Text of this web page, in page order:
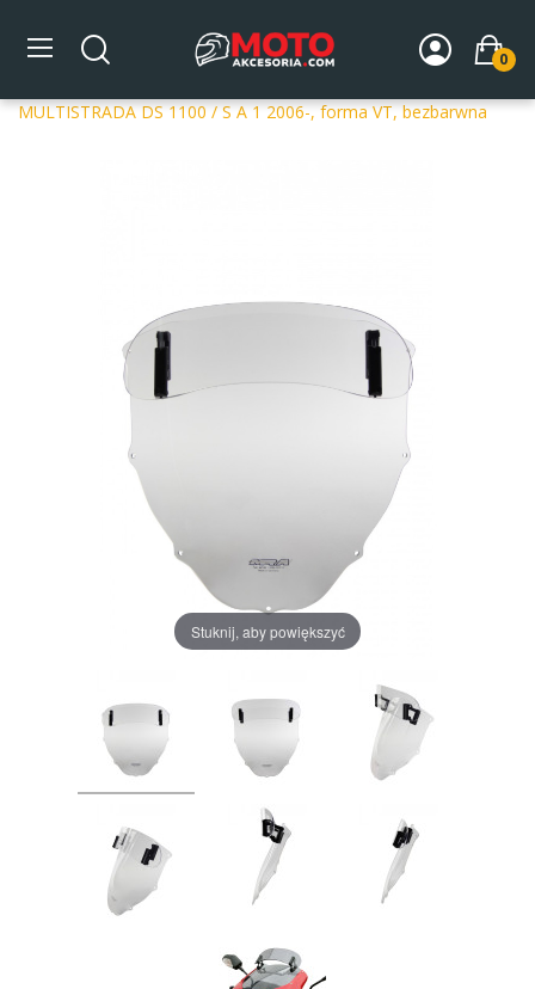
0
Strona główna DLA MOTOCYKLA Szyby
Szyby
MULTISTRADA DS 1100 / S A 1 2006-, forma VT, bezbarwna
Stuknij, aby powiększyć